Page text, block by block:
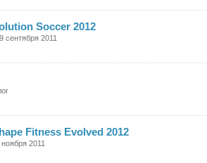
Soccer 2012
сентября 2011
Fitness Evolved 2012
2011